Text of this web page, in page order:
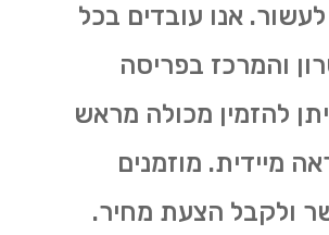
אנו עובדים בכל
והמרכז בפריסה
להזמין מכולה מראש
מיידית. מוזמנים
ולקבל הצעת מחיר.